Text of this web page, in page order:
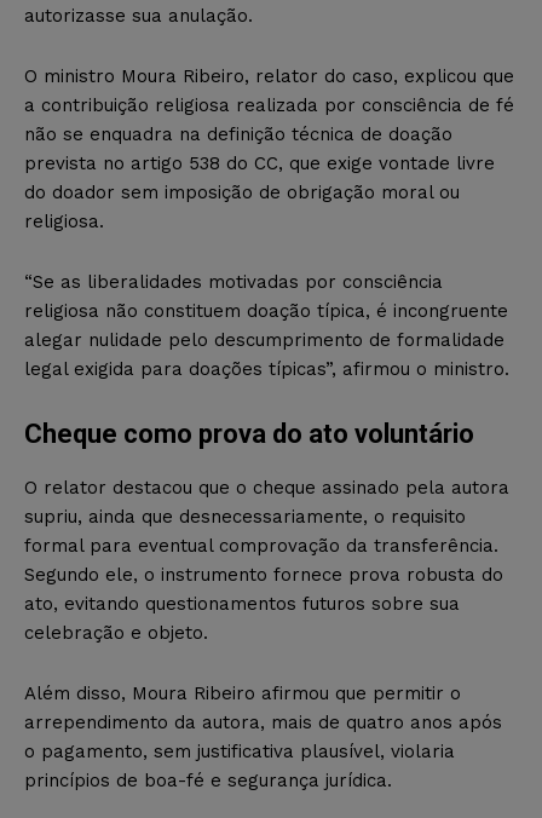
autorizasse sua anulação.
O ministro Moura Ribeiro, relator do caso, explicou que
a contribuição religiosa realizada por consciência de fé
não se enquadra na definição técnica de doação
prevista no artigo 538 do CC, que exige vontade livre
do doador sem imposição de obrigação moral ou
religiosa.
“Se as liberalidades motivadas por consciência
religiosa não constituem doação típica, é incongruente
alegar nulidade pelo descumprimento de formalidade
legal exigida para doações típicas”, afirmou o ministro.
Cheque como prova do ato voluntário
O relator destacou que o cheque assinado pela autora
supriu, ainda que desnecessariamente, o requisito
formal para eventual comprovação da transferência.
Segundo ele, o instrumento fornece prova robusta do
ato, evitando questionamentos futuros sobre sua
celebração e objeto.
Além disso, Moura Ribeiro afirmou que permitir o
arrependimento da autora, mais de quatro anos após
o pagamento, sem justificativa plausível, violaria
princípios de boa-fé e segurança jurídica.